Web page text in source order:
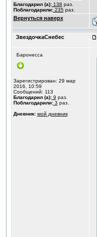
Благодарил (а):138 раз.
Поблагодарили:235 раз.
Вернуться наверх
ЗвездочкаСнебес
Баронесса
Зарегистрирован: 29 мар
2016, 10:59
Сообщений: 113
Благодарил (а):9 раз.
Поблагодарили:3 раз.
Дневник: мой дневник